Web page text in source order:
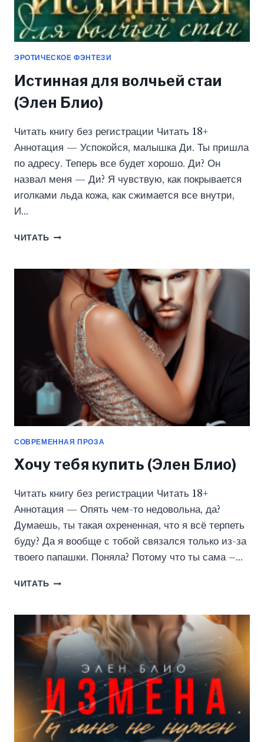
ЭРОТИЧЕСКОЕ ФЭНТЕЗИ
Истинная для волчьей стаи
(Элен Блио)
Читать книгу без регистрации Читать 18+
Аннотация — Успокойся, малышка Ди. Ты пришла
по адресу. Теперь все будет хорошо. Ди? Он
назвал меня — Ди? Я чувствую, как покрывается
иголками льда кожа, как сжимается все внутри,
И…
ЧИТАТЬ ИСТИННАЯ
СТАИ
(ЭЛЕН
БЛИО)
СОВРЕМЕННАЯ ПРОЗА
Хочу тебя купить (Элен Блио)
Читать книгу без регистрации Читать 18+
Аннотация — Опять чем-то недовольна, да?
Думаешь, ты такая охрененная, что я всё терпеть
буду? Да я вообще с тобой связался только из-за
твоего папашки. Поняла? Потому что ты сама –…
ЧИТАТЬ ХОЧУ
(ЭЛЕН
БЛИО)